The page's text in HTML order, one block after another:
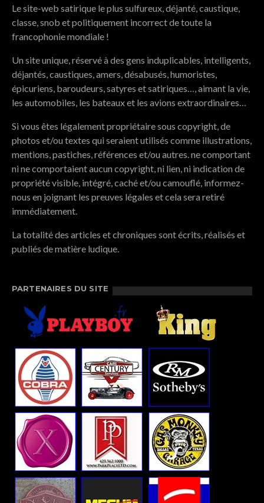
Le site-web satirique le plus sulfureux, déjanté, caustique,
classe, snob et politiquement incorrect de toute la
francophonie mondiale !
Un site unique, réservé à des gens induplicables, intelligents,
déjantés, caustiques, amers, désabusés, humoristes,
épicuriens, baroudeurs, satyres et satiriques…, aimant la vie,
les automobiles, les bateaux et les avions extraordinaires…
Si vous êtes légalement propriétaire sous copyright, de
photos et/ou textes qui seraient utilisés comme illustrations,
mentions, pastiches, références et/ou autres. ne comportant
ni ne comportaient aucun copyright, ni lien, ni indication de
propriété visible, intégré, caché et/ou camouflé, informez-
nous en joignant les preuves légales et cela sera retiré
immédiatement.
La totalité des articles et chroniques sont écrits, réalisés et
publiés de matière ludique.
PARTENAIRES DU SITE